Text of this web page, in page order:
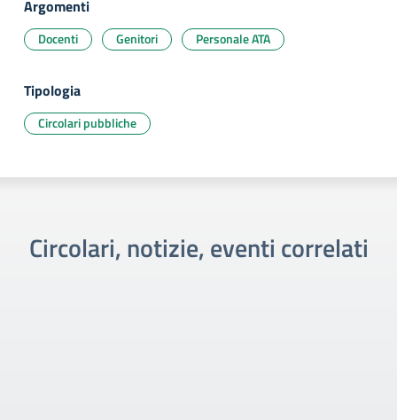
Argomenti
Docenti Genitori Personale ATA
Tipologia
Circolari pubbliche
Circolari, notizie, eventi correlati